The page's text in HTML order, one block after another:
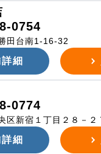
0754
田台南1-16-32
細
0774
区新宿１丁目２８－２
細